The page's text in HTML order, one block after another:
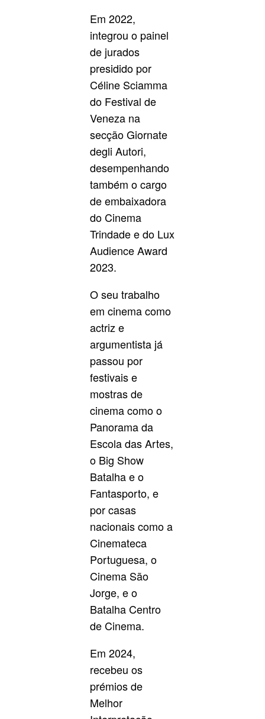
Em 2022,
integrou o painel
de jurados
presidido por
Céline Sciamma
do Festival de
Veneza na
secção Giornate
degli Autori,
desempenhando
também o cargo
de embaixadora
do Cinema
Trindade e do Lux
Audience Award
2023.
O seu trabalho
em cinema como
actriz e
argumentista já
passou por
festivais e
mostras de
cinema como o
Panorama da
Escola das Artes,
o Big Show
Batalha e o
Fantasporto, e
por casas
nacionais como a
Cinemateca
Portuguesa, o
Cinema São
Jorge, e o
Batalha Centro
de Cinema.
Em 2024,
recebeu os
prémios de
Melhor